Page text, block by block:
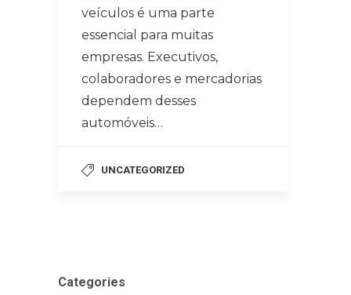
veículos é uma parte
essencial para muitas
empresas. Executivos,
colaboradores e mercadorias
dependem desses
automóveis…
UNCATEGORIZED
Categories